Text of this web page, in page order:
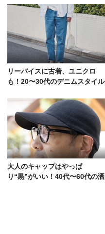
リーバイスに古着、ユニクロ
も！20〜30代のデニムスタイル
大人のキャップはやっぱ
り“黒”がいい！40代〜60代の洒